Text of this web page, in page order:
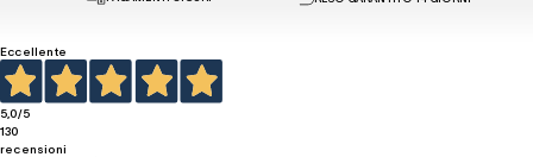
Eccellente
5,0/5
130
recensioni